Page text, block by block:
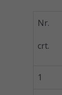
Nr.
crt.
1